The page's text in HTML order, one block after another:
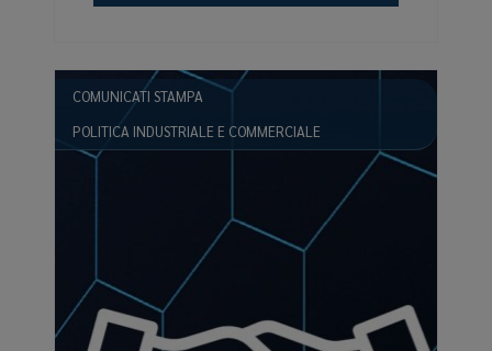
COMUNICATI STAMPA
POLITICA INDUSTRIALE E COMMERCIALE